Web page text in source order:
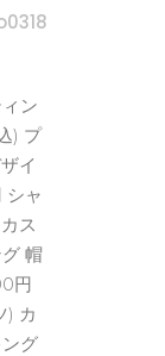
ン
) プ
イ
シャ
ス
帽
円
) カ
グ